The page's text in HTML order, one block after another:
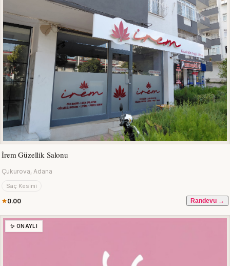
İrem Güzellik Salonu
Çukurova, Adana
Saç Kesimi
0.00 Randevu →
✨ ONAYLI